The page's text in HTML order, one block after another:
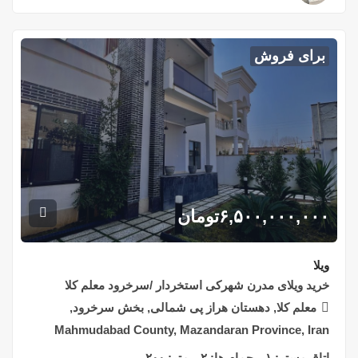
برای فروش
۶,۵۰۰,۰۰۰,۰۰۰تومان
ویلا
خرید ویلای مدرن شهرکی استخردار /سرخرود معلم کلا
معلم کلا, دهستان هراز پی شمالی, بخش سرخرود,
Mahmudabad County, Mazandaran Province, Iran